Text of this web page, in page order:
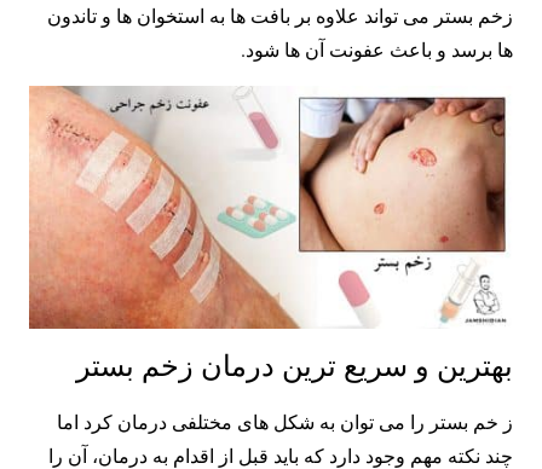
زخم بستر می تواند علاوه بر بافت ها به استخوان ها و تاندون
ها برسد و باعث عفونت آن ها شود.
بهترین و سریع ترین درمان زخم بستر
ز خم بستر را می توان به شکل های مختلفی درمان کرد اما
چند نکته مهم وجود دارد که باید قبل از اقدام به درمان، آن را